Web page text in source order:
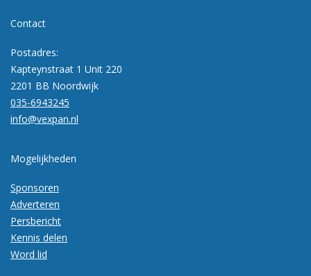
Contact
Postadres:
Kapteynstraat 1 Unit 220
2201 BB Noordwijk
035-6943245
info@vexpan.nl
Mogelijkheden
Sponsoren
Adverteren
Persbericht
Kennis delen
Word lid